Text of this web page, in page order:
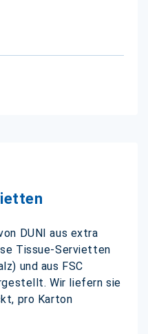
DUNI aus extra
Tissue-Servietten
und aus FSC
Wir liefern sie
pro Karton